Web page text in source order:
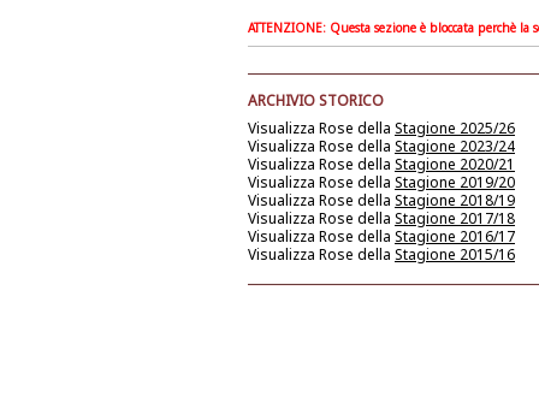
ATTENZIONE: Questa sezione è bloccata perchè
ARCHIVIO STORICO
Visualizza Rose della Stagione 2025/26
Visualizza Rose della Stagione 2023/24
Visualizza Rose della Stagione 2020/21
Visualizza Rose della Stagione 2019/20
Visualizza Rose della Stagione 2018/19
Visualizza Rose della Stagione 2017/18
Visualizza Rose della Stagione 2016/17
Visualizza Rose della Stagione 2015/16